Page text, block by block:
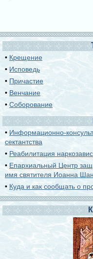
• Крещение
• Исповедь
• Причастие
• Венчание
•Соборование
• Информационно-
сектантства
• Реабилитация
• Епархиальный Центр
имя святителя Иоанна
• Куда и как сообщать о